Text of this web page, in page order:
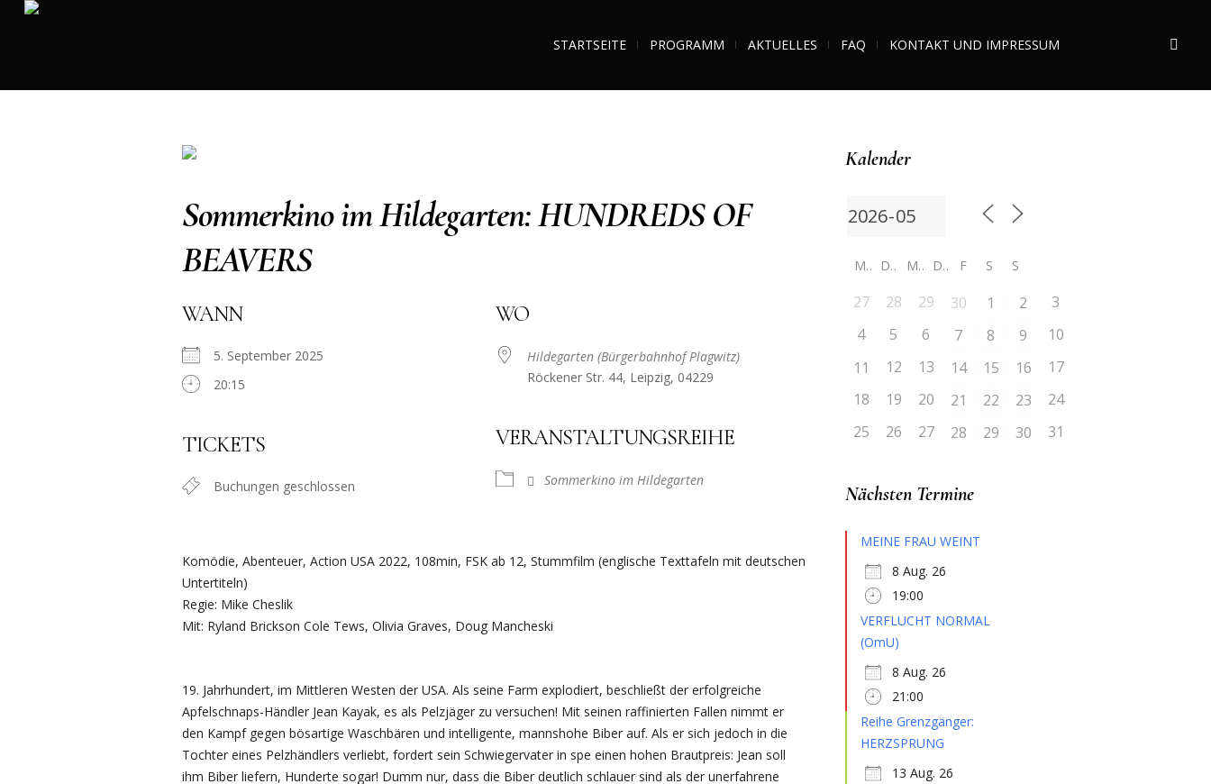
STARTSEITE PROGRAMM AKTUELLES FAQ KONTAKT UND IMPRESSUM
Sommerkino im Hildegarten: HUNDREDS OF
BEAVERS
WANN
5. September 2025
20:15
TICKETS
Buchungen geschlossen
WO
Hildegarten (Bürgerbahnhof Plagwitz)
Röckener Str. 44, Leipzig, 04229
VERANSTALTUNGSREIHE
Sommerkino im Hildegarten
Komödie, Abenteuer, Action USA 2022, 108min, FSK ab 12, Stummfilm (englische Texttafeln mit deutschen
Untertiteln)
Regie: Mike Cheslik
Mit: Ryland Brickson Cole Tews, Olivia Graves, Doug Mancheski
19. Jahrhundert, im Mittleren Westen der USA. Als seine Farm explodiert, beschließt der erfolgreiche
Apfelschnaps-Händler Jean Kayak, es als Pelzjäger zu versuchen! Mit seinen raffinierten Fallen nimmt er
den Kampf gegen bösartige Waschbären und intelligente, mannshohe Biber auf. Als er sich jedoch in die
Tochter eines Pelzhändlers verliebt, fordert sein Schwiegervater in spe einen hohen Brautpreis: Jean soll
ihm Biber liefern, Hunderte sogar! Dumm nur, dass die Biber deutlich schlauer sind als der unerfahrene
Kalender
M D M D F S S
27 28 29 30 1 2
3
4
5 6 7 8 9
10
11
12 13 14 15 16
17
18
19 20 21 22 23
24
25
26 27 28 29 30 31
Nächsten Termine
MEINE FRAU WEINT
8 Aug. 26
19:00
VERFLUCHT NORMAL
(OmU)
8 Aug. 26
21:00
Reihe Grenzgänger:
HERZSPRUNG
13 Aug. 26